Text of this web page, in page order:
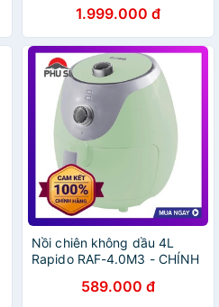
1.999.000 đ
Nồi chiên không dầu 4L
Rapido RAF-4.0M3 - CHÍNH
589.000 đ